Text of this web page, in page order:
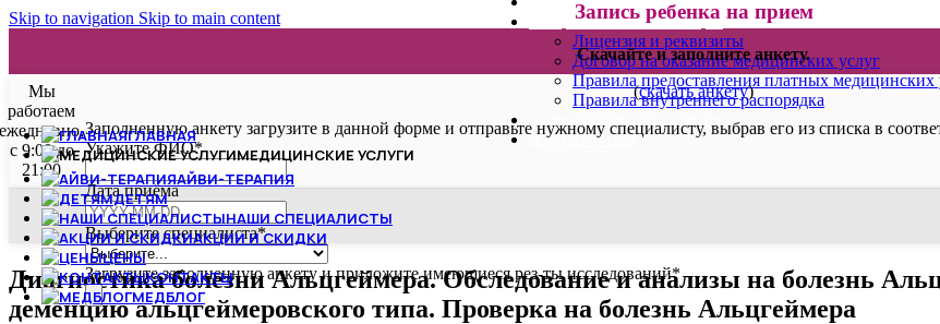
Skip to navigation Skip to main content
ОФИЦИАЛЬНАЯ ИНФОРМАЦИЯ
Лицензия и реквизиты
Договор на оказание медицинских услуг
Правила предоставления платных медицинских
Правила внутреннего распорядка
ДОКУМЕНТАЦИЯ
Мы
работаем
ежедневно,
с 9:00 до
21:00
Запись ребенка на прием
Скачайте и заполните анкету.
(скачать анкету)
Заполненную анкету загрузите в данной форме и отправьте нужному специалисту, выбрав его из списка в
Укажите ФИО*
Дата приёма
Выберите специалиста*
Загрузите заполненную анкету и приложите имеющиеся рез-ты исследований*
ГЛАВНАЯ
МЕДИЦИНСКИЕ УСЛУГИ
АЙВИ-ТЕРАПИЯ
ДЕТЯМ
НАШИ СПЕЦИАЛИСТЫ
АКЦИИ И СКИДКИ
ЦЕНЫ
КОНТАКТЫ
МЕДБЛОГ
Диагностика болезни Альцгеймера. Обследование и анализы на болезнь
деменцию альцгеймеровского типа. Проверка на болезнь Альцгеймера